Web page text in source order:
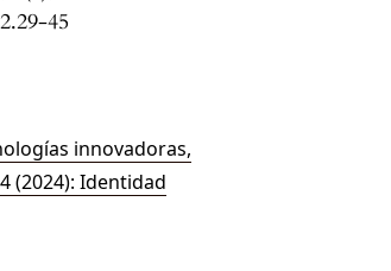
45
innovadoras,
(2024): Identidad